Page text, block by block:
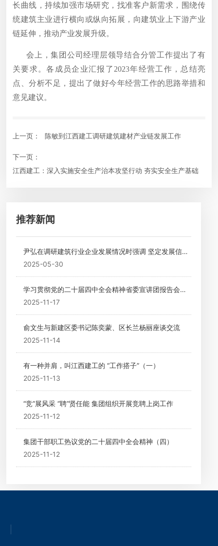
长曲线，持续加强市场研究，找准客户新需求，围绕传
统建筑主业进行横向或纵向拓展，向建筑业上下游产业
链延伸，推动产业发展升级。
会上，集团公司经理层领导结合分管工作提出了有
关要求。各成员企业汇报了2023年经营工作，总结亮
点、分析不足，提出了做好今年经营工作的思路举措和
意见建议。
上一页： 陈敏到江西建工调研建筑建材产业链发展工作
下一页：
江西建工：深入实施安全生产治本攻坚行动 夯实安全生产基础
推荐新闻
尹弘在调研建筑行业企业发展情况时强调 坚定发展信心
加快转型升级 精准施策推动建筑业平稳健康发展
2025-05-30
学习贯彻党的二十届四中全会精神省委宣讲团报告会在
江西建工集团举行
2025-11-17
俞文生与新建区委书记陈奕蒙、区长兰杨丽座谈交流
2025-11-14
有一种并肩，叫江西建工的 “工作搭子”（一）
2025-11-13
“竞”展风采 “聘”贤任能 集团组织开展竞聘上岗工作
2025-11-12
集团干部职工热议党的二十届四中全会精神（四）
2025-11-12